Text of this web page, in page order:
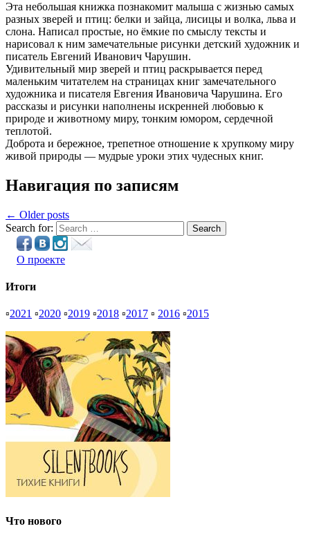
Эта небольшая книжка познакомит малыша с жизнью самых
разных зверей и птиц: белки и зайца, лисицы и волка, льва и
слона. Написал простые, но ёмкие по смыслу тексты и
нарисовал к ним замечательные рисунки детский художник и
писатель Евгений Иванович Чарушин.
Удивительный мир зверей и птиц раскрывается перед
маленьким читателем на страницах книг замечательного
художника и писателя Евгения Ивановича Чарушина. Его
рассказы и рисунки наполнены искренней любовью к
природе и животному миру, тонким юмором, сердечной
теплотой.
Доброта и бережное, трепетное отношение к хрупкому миру
живой природы — мудрые уроки этих чудесных книг.
Навигация по записям
← Older posts
Search for:
Search
О проекте
Итоги
▫2021 ▫2020 ▫2019 ▫2018 ▫2017 ▫ 2016 ▫2015
Что нового